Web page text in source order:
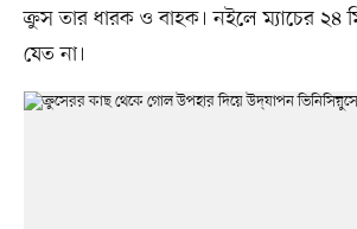
ক্রুস তার ধারক ও বাহক। নইলে ম্যাচের ২৪
যেত না।